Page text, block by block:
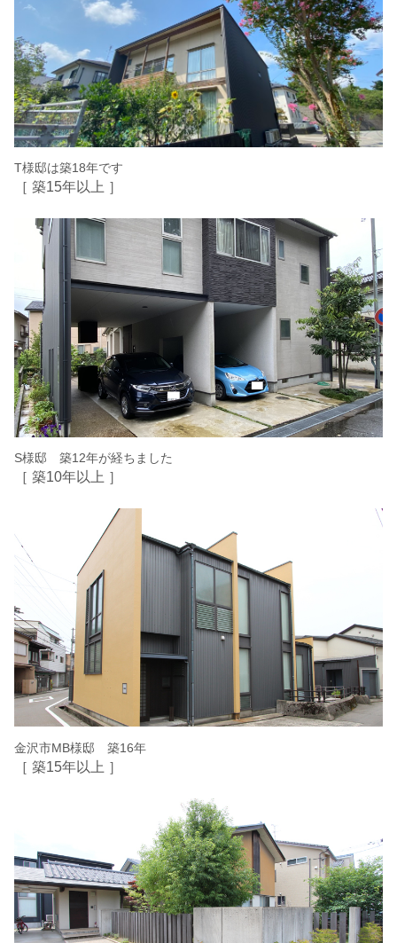
T様邸は築18年です
［ 築15年以上 ］
S様邸 築12年が経ちました
［ 築10年以上 ］
金沢市MB様邸 築16年
［ 築15年以上 ］